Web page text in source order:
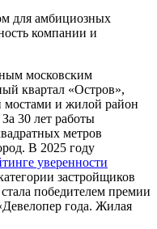
для амбициозных
компании и
московским
квартал «Остров»,
и жилой район
30 лет работы
метров
В 2025 году
уверенности
застройщиков
победителем премии
года. Жилая